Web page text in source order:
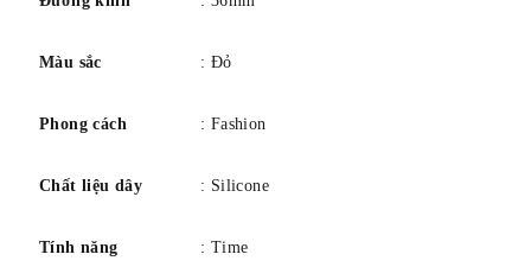
Màu sắc : Đỏ
Phong cách : Fashion
Chất liệu dây : Silicone
Tính năng : Time